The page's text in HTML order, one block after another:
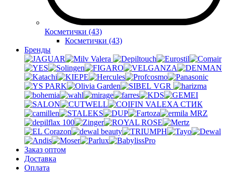
Косметички (43)
Косметички (43)
Бренды
Valera
VGR
VALEXA СТИК
MRZ
Заказ оптом
Доставка
Оплата